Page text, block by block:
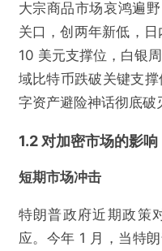
大宗商品市场哀鸿遍
关口，创两年新低，
10 美元支撑位，白银
域比特币跌破关键支
字资产避险神话彻底破
1.2 对加密市场的影响
短期市场冲击
特朗普政府近期政策
应。今年 1 月，当特